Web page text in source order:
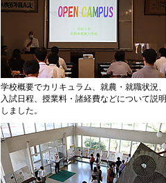
学校概要でカリキュラム、就農・就職状況、
入試日程、授業料・諸経費などについて説明
しました。